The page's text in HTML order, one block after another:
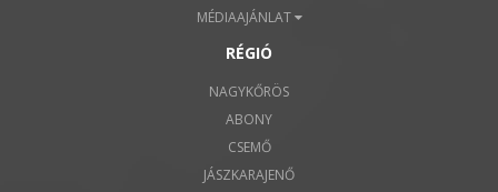
MÉDIAAJÁNLAT
RÉGIÓ
NAGYKŐRÖS
ABONY
CSEMŐ
JÁSZKARAJENŐ